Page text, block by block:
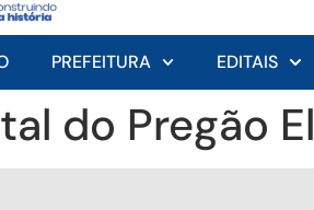
PREFEITURA EDITAIS
do Pregão